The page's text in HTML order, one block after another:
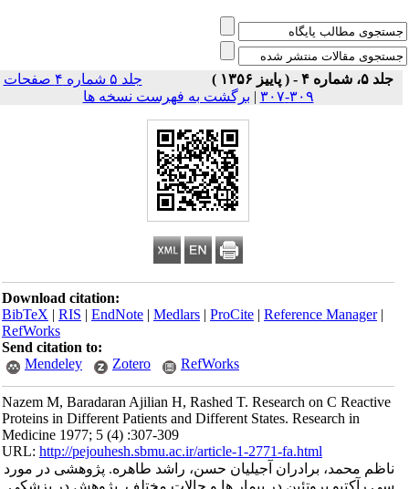
جلد ۵، شماره ۴ - ( پاییز ۱۳۵۶ )
جلد ۵ شماره ۴ صفحات
۳۰۹-۳۰۷
|برگشت به فهرست نسخه ها
Download citation:
BibTeX|RIS|EndNote|Medlars|ProCite|Reference Manager
RefWorks
Send citation to:
Mendeley
Zotero RefWorks
Nazem M, Baradaran Ajilian H, Rashed T. Research on C Reactive
Proteins in Different Patients and Different States. Research in
Medicine 1977; 5 (4) :307-309
URL:http://pejouhesh.sbmu.ac.ir/article-1-2771-fa.html
ناظم محمد، برادران آجیلیان حسن، راشد طاهره. پژوهشی در مورد
سی رآکتیو پروتئین در بیمار ها و حالات مختلف. پژوهش در پزشکی.